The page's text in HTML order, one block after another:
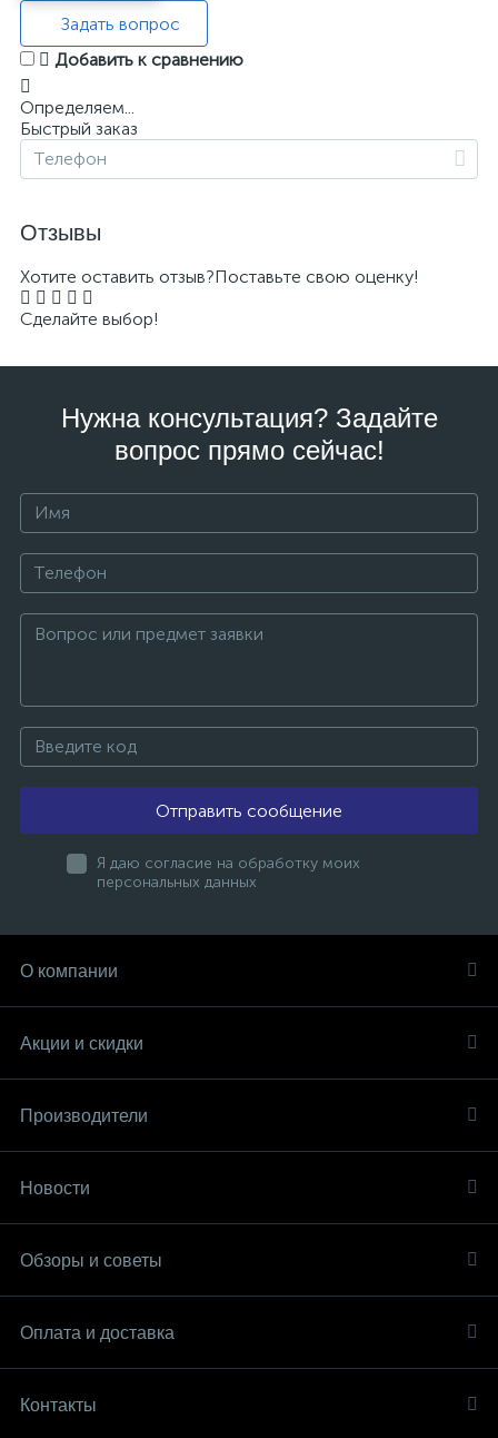
Задать вопрос
Добавить к сравнению
Определяем...
Быстрый заказ
Отзывы
Хотите оставить отзыв?Поставьте свою оценку!
Сделайте выбор!
Нужна консультация? Задайте
вопрос прямо сейчас!
Отправить сообщение
Я даю согласие на обработку моих
персональных данных
О компании
Акции и скидки
Производители
Новости
Обзоры и советы
Оплата и доставка
Контакты